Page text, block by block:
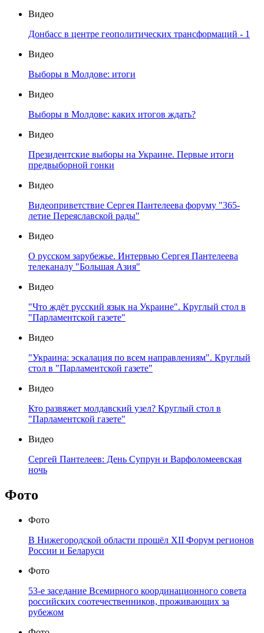
Видео
Донбасс в центре геополитических трансформаций - 1
Видео
Выборы в Молдове: итоги
Видео
Выборы в Молдове: каких итогов ждать?
Видео
Президентские выборы на Украине. Первые итоги
предвыборной гонки
Видео
Видеоприветствие Сергея Пантелеева форуму "365-
летие Переяславской рады"
Видео
О русском зарубежье. Интервью Сергея Пантелеева
телеканалу "Большая Азия"
Видео
"Что ждёт русский язык на Украине". Круглый стол в
"Парламентской газете"
Видео
"Украина: эскалация по всем направлениям". Круглый
стол в "Парламентской газете"
Видео
Кто развяжет молдавский узел? Круглый стол в
"Парламентской газете"
Видео
Сергей Пантелеев: День Супрун и Варфоломеевская
ночь
Фото
Фото
В Нижегородской области прошёл XII Форум регионов
России и Беларуси
Фото
53-е заседание Всемирного координационного совета
российских соотечественников, проживающих за
рубежом